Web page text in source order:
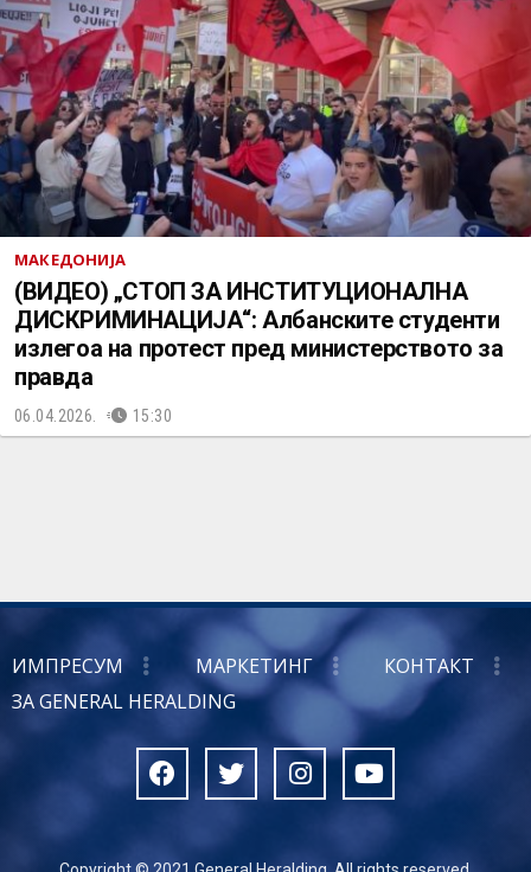
МАКЕДОНИЈА
(ВИДЕО) „СТОП ЗА ИНСТИТУЦИОНАЛНА
ДИСКРИМИНАЦИЈА“: Албанските студенти
излегоа на протест пред министерството за
правда
06.04.2026. 15:30
ИМПРЕСУМ МАРКЕТИНГ
КОНТАКТ
ЗА GENERAL HERALDING